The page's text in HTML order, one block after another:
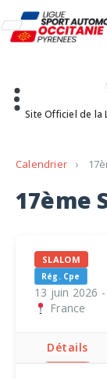
au
contenu
Site Officiel de la
Calendrier ›
17ème
SLALOM
Rég. Cpe
13 juin 2026
France
Détails